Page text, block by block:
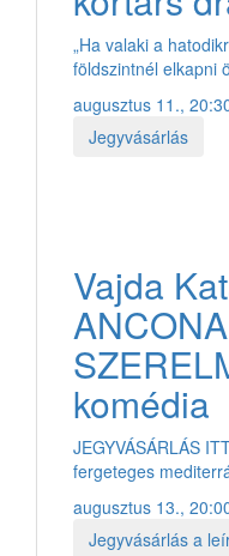
„Ha valaki a
földszintnél elkapni
augusztus 11.,
Jegyvásárlás
Vajda
komédia
JEGYVÁSÁRLÁS
fergeteges
augusztus 13.,
Jegyvásárlás a